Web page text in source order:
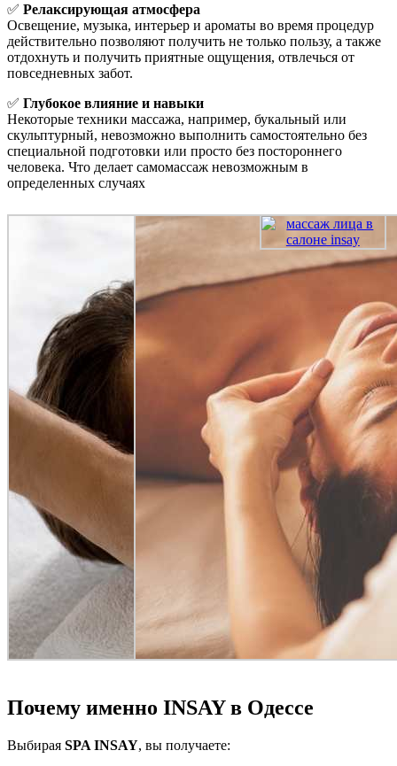
✅ Релаксирующая атмосфера
Освещение, музыка, интерьер и ароматы во время процедур
действительно позволяют получить не только пользу, а также
отдохнуть и получить приятные ощущения, отвлечься от
повседневных забот.
✅ Глубокое влияние и навыки
Некоторые техники массажа, например, букальный или
скульптурный, невозможно выполнить самостоятельно без
специальной подготовки или просто без постороннего
человека. Что делает самомассаж невозможным в
определенных случаях
Почему именно INSAY в Одессе
Выбирая SPA INSAY, вы получаете: